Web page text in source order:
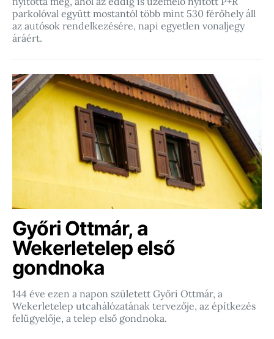
parkolóval együtt mostantól több mint 530 férőhely áll
az autósok rendelkezésére, napi egyetlen vonaljegy
áráért.
Győri Ottmár, a
Wekerletelep első
gondnoka
144 éve ezen a napon született Győri Ottmár, a
Wekerletelep utcahálózatának tervezője, az építkezés
felügyelője, a telep első gondnoka.